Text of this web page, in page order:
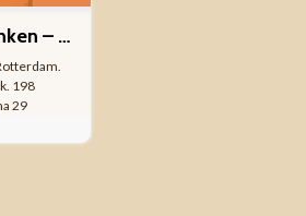
Sociologisch denken – Peter L. Berger
198
29
regels zijn